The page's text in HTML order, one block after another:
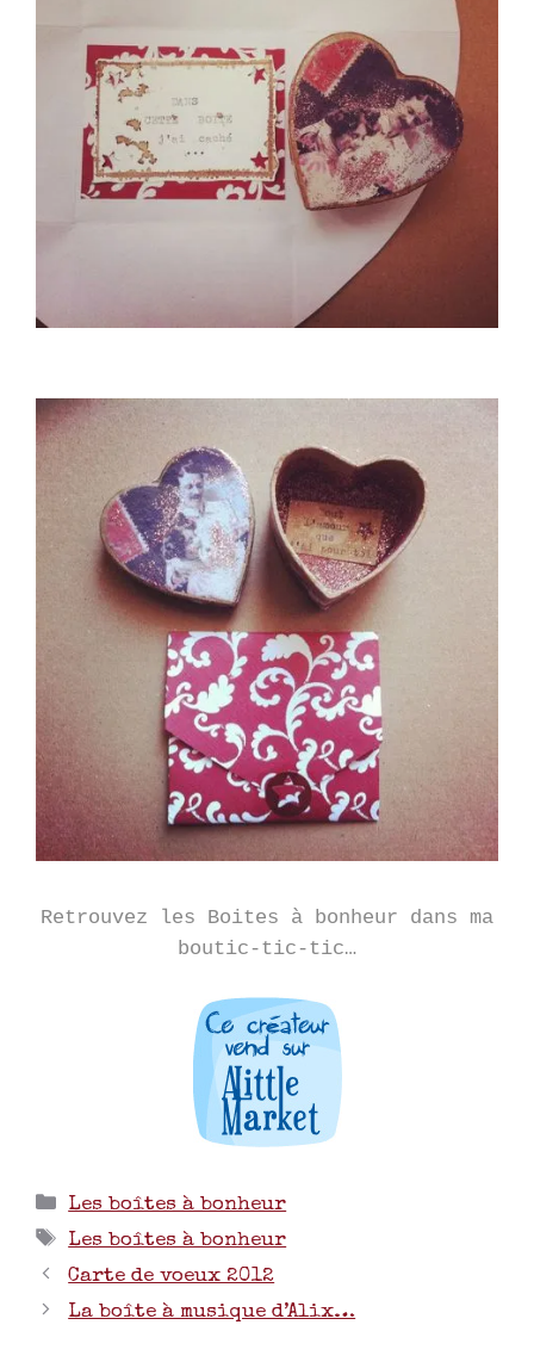
Retrouvez les Boites à bonheur dans ma
boutic-tic-tic…
Les boîtes à bonheur
Les boîtes à bonheur
Carte de voeux 2012
La boîte à musique d’Alix…